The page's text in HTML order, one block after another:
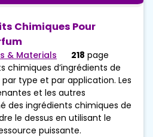
Chimiques Pour
& Materials 218 page
chimiques d’ingrédients de
type et par application. Les
et les autres
des ingrédients chimiques de
le dessus en utilisant le
puissante.